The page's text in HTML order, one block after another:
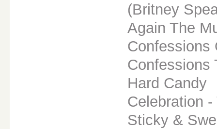
(Britney
Again The
Confessions
Confessions
Hard Candy
Celebration
Sticky &